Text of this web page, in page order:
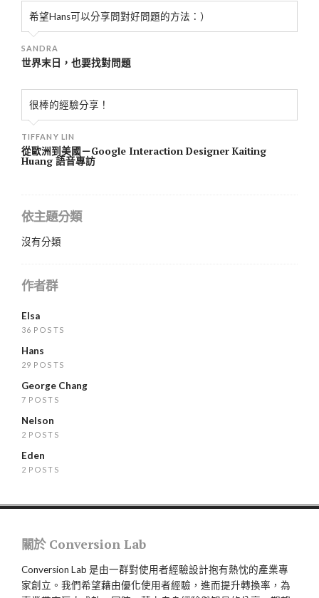
希望Hans可以分享問對好問題的方法：）
SANDRA
世界末日，也要找對問題
很棒的經驗分享！
TIFFANY LIN
從歐洲到美國－Google Interaction Designer Kaiting
Huang 語音專訪
依主題分類
沒有分類
作者群
Elsa
36 POSTS
Hans
29 POSTS
George Chang
7 POSTS
Nelson
2 POSTS
Eden
2 POSTS
關於 Conversion Lab
Conversion Lab 是由一群對使用者經驗設計抱有熱忱的產業專
家創立。我們希望藉由優化使用者經驗，進而提升轉換率，為